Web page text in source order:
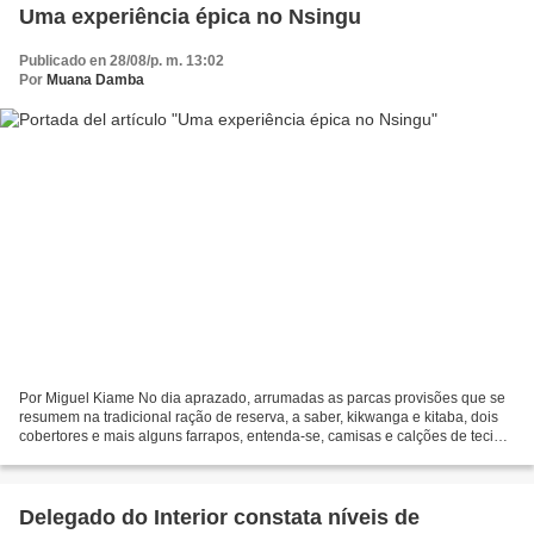
Uma experiência épica no Nsingu
Publicado en 28/08/p. m. 13:02
Por Muana Damba
Por Miguel Kiame No dia aprazado, arrumadas as parcas provisões que se
resumem na tradicional ração de reserva, a saber, kikwanga e kitaba, dois
cobertores e mais alguns farrapos, entenda-se, camisas e calções de tecido
Delegado do Interior constata níveis de